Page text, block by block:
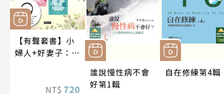
【有聲套書】小
婦人+好妻子：路
NT$ 720
誰說慢性病不會
好第1輯
自在修練第4輯